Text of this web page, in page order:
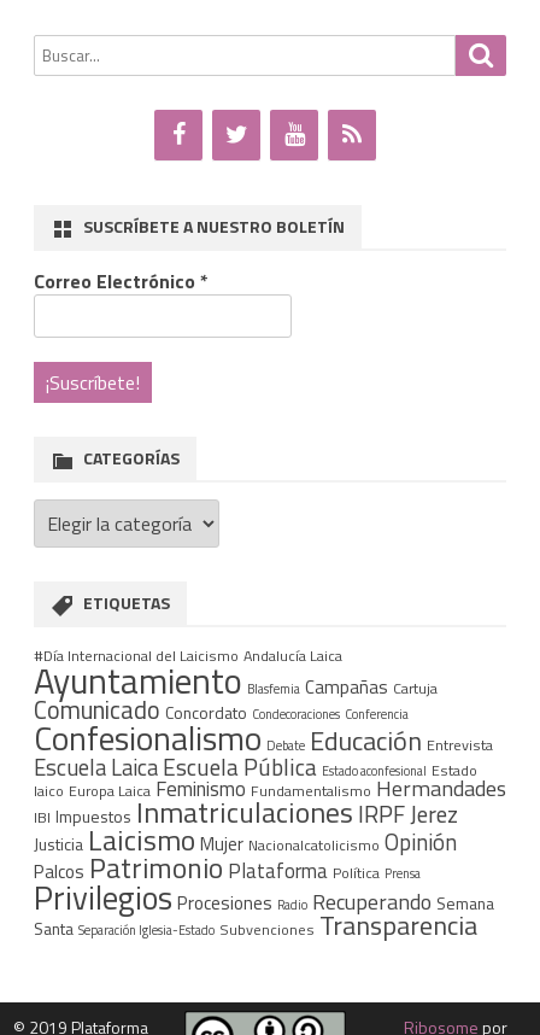
Buscar
por:
SUSCRÍBETE A NUESTRO BOLETÍN
Correo Electrónico *
CATEGORÍAS
Categorías
ETIQUETAS
#Día Internacional del Laicismo Andalucía Laica
Ayuntamiento Blasfemia Campañas Cartuja
Comunicado Concordato Condecoraciones Conferencia
Confesionalismo Debate Educación Entrevista
Escuela LaicaEscuela Pública Estado aconfesional Estado
laico Europa Laica Feminismo Fundamentalismo Hermandades
IBI Impuestos Inmatriculaciones IRPFJerez
Justicia Laicismo Mujer Nacionalcatolicismo Opinión
Palcos Patrimonio Plataforma Política Prensa
Privilegios Procesiones Radio Recuperando Semana
Santa Separación Iglesia-Estado Subvenciones Transparencia
© 2019 Plataforma Ribosomepor